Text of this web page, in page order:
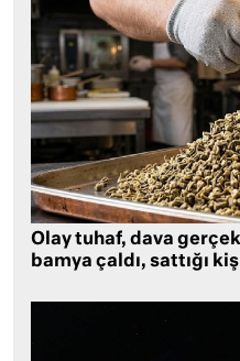
Olay tuhaf, dava
bamya çaldı, sattığı